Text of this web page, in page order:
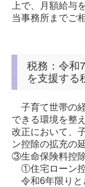
上で、月額給与
当事務所までご
税務：令和
を支援する
子育て世帯の
できる環境を整
改正において、
ン控除の拡充の
③生命保険料控
①住宅ローン
令和6年限りと